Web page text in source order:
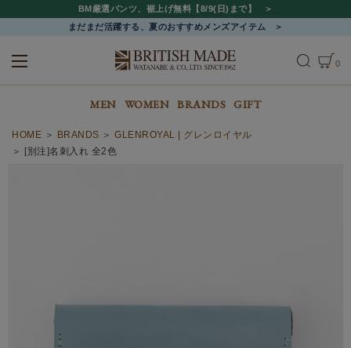
BM厳選パンツ、裾上げ無料【8/9(日)まで】
まだまだ活躍する、夏のおすすめメンズアイテム
0
MEN WOMEN BRANDS GIFT
HOME BRANDS
GLENROYAL | グレンロイヤル
[別注]名刺入れ 全2色